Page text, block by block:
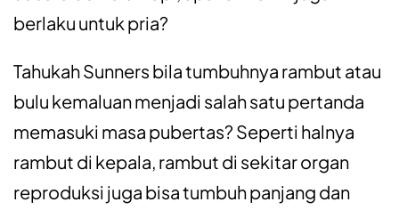
berlaku untuk pria?
Tahukah Sunners bila tumbuhnya rambut atau
bulu kemaluan menjadi salah satu pertanda
memasuki masa pubertas? Seperti halnya
rambut di kepala, rambut di sekitar organ
reproduksi juga bisa tumbuh panjang dan